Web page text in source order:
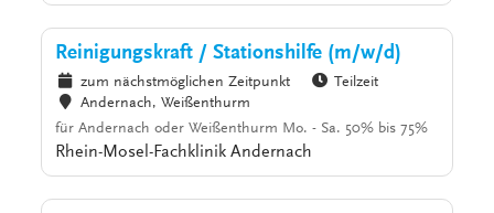
Reinigungskraft / Stationshilfe (m/w/d)
zum nächstmöglichen Zeitpunkt
Teilzeit
Andernach, Weißenthurm
für Andernach oder Weißenthurm Mo. - Sa. 50% bis 75%
Rhein-Mosel-Fachklinik Andernach